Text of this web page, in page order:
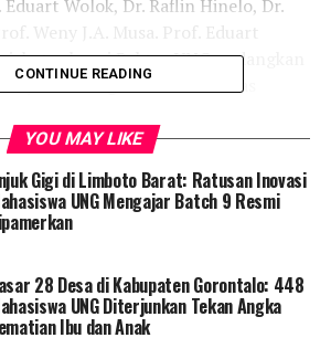
Wolok, Dr. Raflin Hinelo, Dr.
Weny J.A. Musa. Prof. Eduart
sebagai Rektor UNG, sedangkan
sebagai Dekan Fakultas
dan Prof. Weny J.A. Musa
Direktur II Pascasarjana UNG.
momen penting bagi para
rencana dan visi mereka
ke depan. Dalam acara debat
calon mengungkapkan
mereka miliki serta menguraikan visi
meningkatkan mutu dan reputasi
CONTINUE READING
YOU MAY LIKE
Gigi di Limboto Barat: Ratusan Inovasi
UNG Mengajar Batch 9 Resmi
28 Desa di Kabupaten Gorontalo: 448
UNG Diterjunkan Tekan Angka
Ibu dan Anak